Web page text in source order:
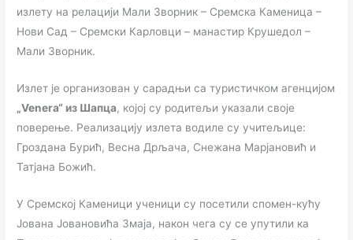
излету на релацији Мали Зворник – Сремска Каменица –
Нови Сад – Сремски Карловци – манастир Крушедол –
Мали Зворник.
Излет је организован у сарадњи са туристичком агенцијом
„Venera“ из Шапца, којој су родитељи указали своје
поверење. Реализацију излета водиле су учитељице:
Гроздана Бурић, Весна Дрљача, Снежана Марјановић и
Татјана Божић.
У Сремској Каменици ученици су посетили спомен-кућу
Јована Јовановића Змаја, након чега су се упутили ка